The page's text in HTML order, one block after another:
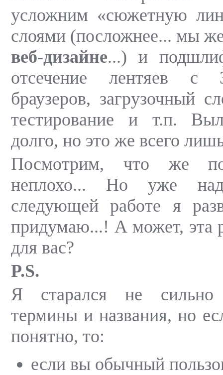
усложним «сюжетную
слоями (посложнее... мы
веб-дизайне...) и
отсечение лентяев с
браузеров, загрузочный
тестирование и т.п.
долго, но это же всего
Посмотрим, что же
неплохо... Но уже
следующей работе я
придумаю...! А может, эта
для вас?
P.S.
Я старался не сильно
термины и названия, но
понятно, то:
если вы обычный